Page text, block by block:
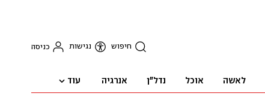
חיפוש נגישות כניסה
לאשה אוכל נדל"ן אנרגיה עוד